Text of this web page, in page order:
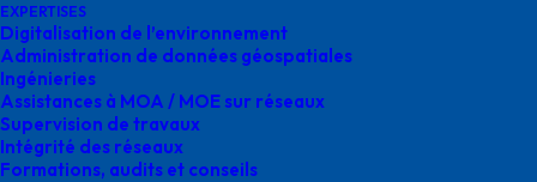
EXPERTISES
Digitalisation de l’environnement
Administration de données géospatiales
Ingénieries
Assistances à MOA / MOE sur réseaux
Supervision de travaux
Intégrité des réseaux
Formations, audits et conseils
octobre rose agence
survey